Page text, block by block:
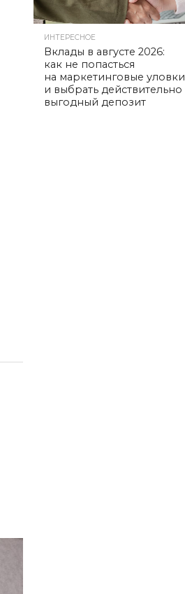
ИНТЕРЕСНОЕ
Вклады в августе 2026:
как не попасться
на маркетинговые уловки
и выбрать действительно
выгодный депозит